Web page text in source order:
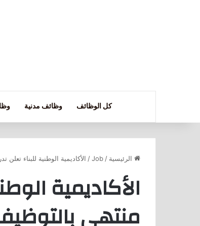
كل الوظائف وظائف مدنية
الرئيسية /
Job
/ الأكاديمية الوطنية للبناء تعلن
الأكاديمية
منتهي